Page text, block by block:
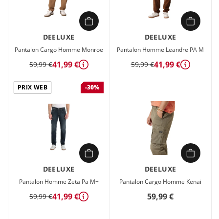
DEELUXE
Pantalon Cargo Homme Monroe
59,99 €41,99 € Détails
DEELUXE
Pantalon Homme Leandre PA M
59,99 €41,99 € Détails
PRIX WEB -30%
DEELUXE
Pantalon Homme Zeta Pa M+
59,99 €41,99 € Détails
DEELUXE
Pantalon Cargo Homme Kenai
59,99 €